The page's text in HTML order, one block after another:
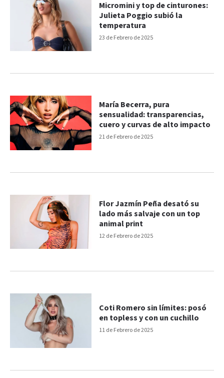
23 de Febrero de 2025
Micromini y top de cinturones:
Julieta Poggio subió la
temperatura
21 de Febrero de 2025
María Becerra, pura
sensualidad: transparencias,
cuero y curvas de alto impacto
12 de Febrero de 2025
Flor Jazmín Peña desató su
lado más salvaje con un top
animal print
11 de Febrero de 2025
Coti Romero sin límites: posó
en topless y con un cuchillo